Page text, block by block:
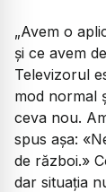
„Avem o
și ce avem
Televizorul
mod normal
ceva nou.
spus așa:
de război.»
dar situația